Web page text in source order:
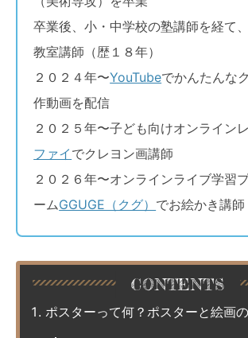
卒業後、小・中学校の塾講師を経て
教室講師（歴１８年）
２０２４年〜YouTubeでかんたんな
作動画を配信
２０２５年〜子ども向けオンライン
ファイ でクレヨン画講師
２０２６年〜オンラインライブ学習
ームGGUGE（クグ） でお絵かき講師
ポスターって何？ポスターと絵画